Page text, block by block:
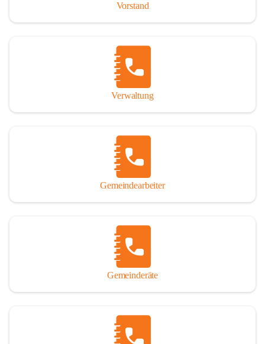
Vorstand
Verwaltung
Gemeindearbeiter
Gemeinderäte